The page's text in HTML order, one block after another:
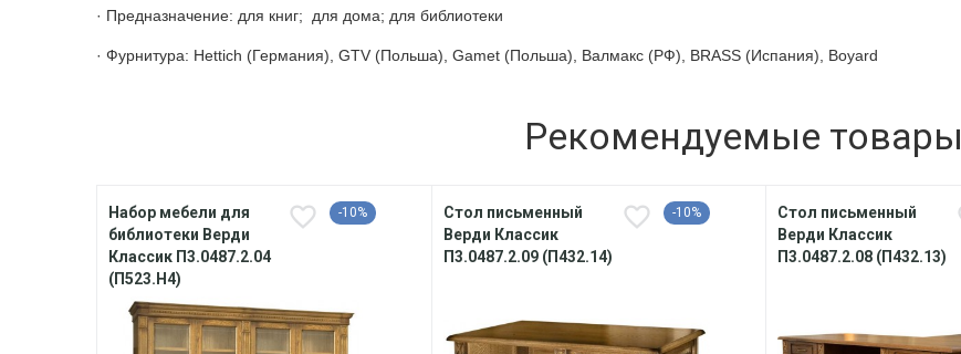
· Предназначение: для книг; для дома; для библиотеки
· Фурнитура: Hettich (Германия), GTV (Польша), Gamet (Польша), Валмакс (РФ), BRASS (Испания), Boyard
Рекомендуемые товары
Набор мебели для
библиотеки Верди
Классик П3.0487.2.04
(П523.Н4)
-10%
Стол письменный
Верди Классик
П3.0487.2.09 (П432.14)
-10%
Стол письменный
Верди Классик
П3.0487.2.08 (П432.13)